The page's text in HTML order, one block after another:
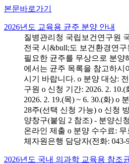
본문바로가기
2026년도 교육용 균주 분양 안내
질병관리청 국립보건연구원
전국 시&bull;도 보건환경연구
필요한 균주를 무상으로 분양
에서는 균주 목록을 참고하시
시기 바랍니다. o 분양 대상:
구원 o 신청 기간: 2026. 2.
2026. 2. 19.(목) ~ 6. 30.(화) o
28주(선택 신청 가능) o 신청
양창구(붙임 2 참조) - 분양신
온라인 제출 o 분양 수수료:
체자원은행 담당자(전화: 043-
2026년도 국내 의과학 교육용 참조